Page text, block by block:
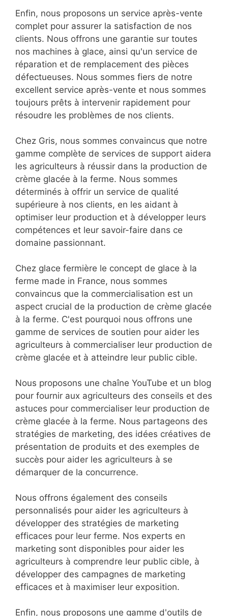
rencontrer avec leur machine à glace. Nos
techniciens expérimentés sont disponibles pour
aider les agriculteurs à diagnostiquer les
problèmes, à trouver des solutions et à assurer
le bon fonctionnement de leur équipement.
Enfin, nous proposons un service après-vente
complet pour assurer la satisfaction de nos
clients. Nous offrons une garantie sur toutes
réparation et de remplacement des pièces
défectueuses. Nous sommes fiers de notre
excellent service après-vente et nous sommes
toujours prêts à intervenir rapidement pour
résoudre les problèmes de nos clients.
Chez Gris, nous sommes convaincus que notre
gamme complète de services de support aidera
les agriculteurs à réussir dans la production de
déterminés à offrir un service de qualité
supérieure à nos clients, en les aidant à
optimiser leur production et à développer leurs
compétences et leur savoir-faire dans ce
domaine passionnant.
Chez glace fermière le concept de glace à la
ferme made in France, nous sommes
aspect crucial de la production de crème glacée
à la ferme. C'est pourquoi nous offrons une
gamme de services de soutien pour aider les
agriculteurs à commercialiser leur production de
crème glacée et à atteindre leur public cible.
Nous proposons une chaîne YouTube et un blog
pour fournir aux agriculteurs des conseils et des
crème glacée à la ferme. Nous partageons des
stratégies de marketing, des idées créatives de
présentation de produits et des exemples de
succès pour aider les agriculteurs à se
démarquer de la concurrence.
Nous offrons également des conseils
personnalisés pour aider les agriculteurs à
efficaces pour leur ferme. Nos experts en